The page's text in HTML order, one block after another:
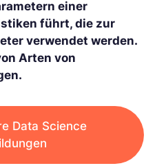
einer
führt, die zur
verwendet werden.
Arten von
Data Science